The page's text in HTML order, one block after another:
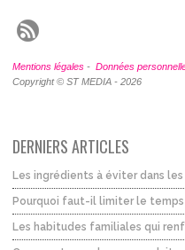
Mentions légales - Données
Copyright © ST MEDIA - 2026
DERNIERS ARTICLES
Les ingrédients à éviter dans
Pourquoi faut-il limiter le temps
Les habitudes familiales qui